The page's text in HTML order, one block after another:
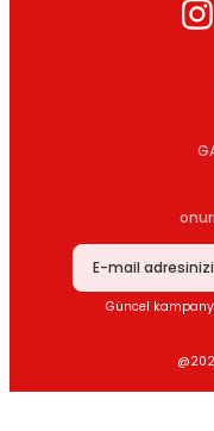
Güncel